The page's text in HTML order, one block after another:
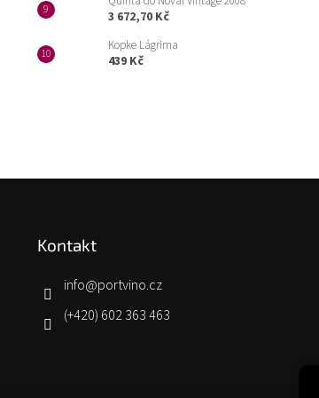
3 672,70 Kč
Kopke Lágrima
439 Kč
Kontakt
info@portvino.cz
(+420) 602 363 463